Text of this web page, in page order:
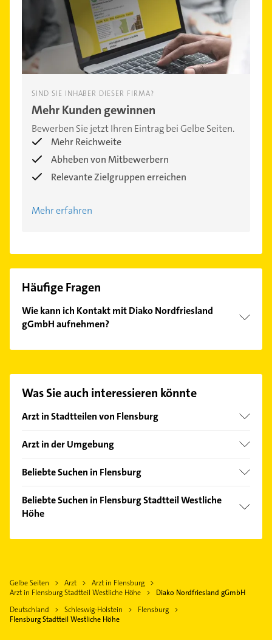
SIND SIE INHABER DIESER FIRMA?
Mehr Kunden gewinnen
Bewerben Sie jetzt Ihren Eintrag bei Gelbe Seiten.
Mehr Reichweite
Abheben von Mitbewerbern
Relevante Zielgruppen erreichen
Mehr erfahren
Häufige Fragen
Wie kann ich Kontakt mit Diako Nordfriesland
gGmbH aufnehmen?
finden Sie alleKontaktdaten.
Was Sie auch interessieren könnte
Arzt in Stadtteilen von Flensburg
Altstadt
Friesischer Berg
Mürwik
Weiche
Arzt in der Umgebung
Handewitt
Leck
Beliebte Suchen in Flensburg
Gartenbau & Landschaftsbau
Bestatter
Hausarzt
Allgemeinarzt
Heizung & Sanitär
Beliebte Suchen in Flensburg Stadtteil Westliche
Höhe
Arzt
Physikalische Therapie
Gelbe Seiten Arzt
Arzt in Flensburg
Arzt in Flensburg Stadtteil Westliche Höhe
Diako Nordfriesland gGmbH
Deutschland
Schleswig-Holstein
Flensburg
Flensburg Stadtteil Westliche Höhe